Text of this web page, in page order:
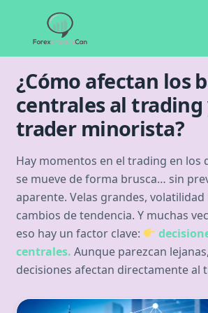
¿Cómo afectan los
centrales al trading
trader minorista?
Hay momentos en el trading en los
se mueve de forma brusca… sin
aparente. Velas grandes,
cambios de tendencia. Y muchas
eso hay un factor clave:
centrales. Aunque parezcan
decisiones afectan directamente al